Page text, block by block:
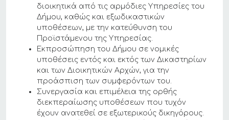
διοικητικά από τις αρμόδιες Υπηρεσίες του
Δήμου, καθώς και εξωδικαστικών
υποθέσεων, με την κατεύθυνση του
Προϊστάμενου της Υπηρεσίας.
Εκπροσώπηση του Δήμου σε νομικές
υποθέσεις εντός και εκτός των Δικαστηρίων
και των Διοικητικών Αρχών, για την
προάσπιση των συμφερόντων του.
Συνεργασία και επιμέλεια της ορθής
διεκπεραίωσης υποθέσεων που τυχόν
έχουν ανατεθεί σε εξωτερικούς δικηγόρους.